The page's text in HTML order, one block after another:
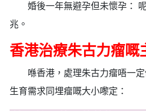
婚後一年無避孕但未懷孕：
兆。
香港治療朱古力瘤嘅
喺香港，處理朱古力瘤唔一
生育需求同埋瘤嘅大小嚟定：